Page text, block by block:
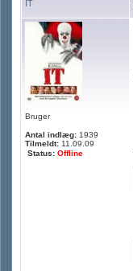
IT
Bruger
Antal indlæg: 1939
Tilmeldt: 11.09.09
Status: Offline